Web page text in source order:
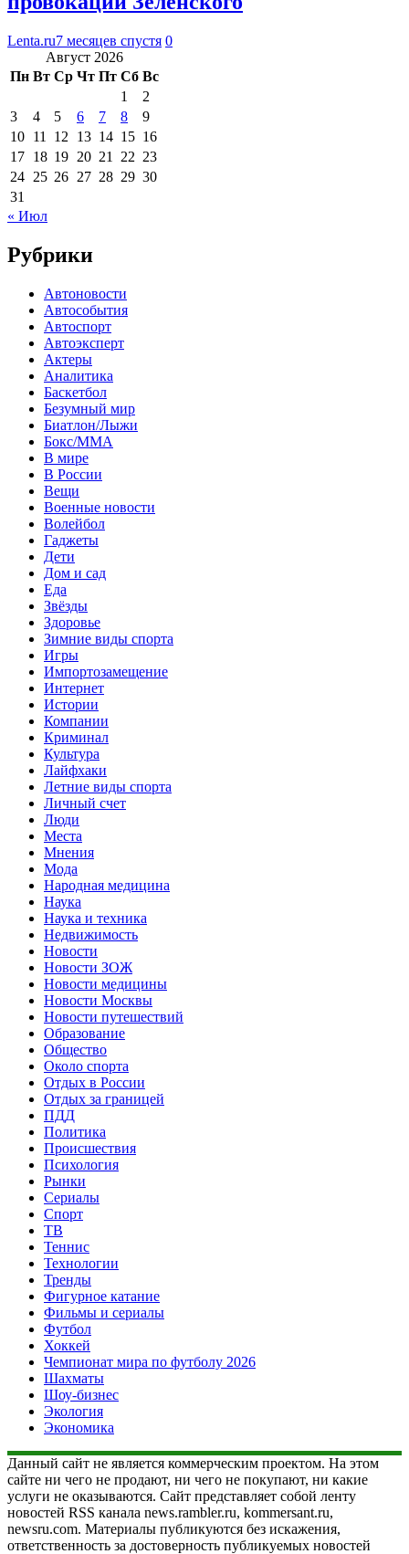
Lenta.ru7 месяцев спустя 0
Август 2026
Пн Вт Ср Чт Пт Сб Вс
1
2
3
4 5 6 7 8
9
10 11 12 13 14 15 16
17 18 19 20 21 22 23
24 25 26 27 28 29 30
31
« Июл
Рубрики
Автоновости
Автособытия
Автоспорт
Автоэксперт
Актеры
Аналитика
Баскетбол
Безумный мир
Биатлон/Лыжи
Бокс/MMA
В мире
В России
Вещи
Военные новости
Волейбол
Гаджеты
Дети
Дом и сад
Еда
Звёзды
Здоровье
Зимние виды спорта
Игры
Импортозамещение
Интернет
Истории
Компании
Криминал
Культура
Лайфхаки
Летние виды спорта
Личный счет
Люди
Места
Мнения
Мода
Народная медицина
Наука
Наука и техника
Недвижимость
Новости
Новости ЗОЖ
Новости медицины
Новости Москвы
Новости путешествий
Образование
Общество
Около спорта
Отдых в России
Отдых за границей
ПДД
Политика
Происшествия
Психология
Рынки
Сериалы
Спорт
ТВ
Теннис
Технологии
Тренды
Фигурное катание
Фильмы и сериалы
Футбол
Хоккей
Чемпионат мира по футболу 2026
Шахматы
Шоу-бизнес
Экология
Экономика
Данный сайт не является коммерческим проектом. На этом
сайте ни чего не продают, ни чего не покупают, ни какие
услуги не оказываются. Сайт представляет собой ленту
новостей RSS канала news.rambler.ru, kommersant.ru,
newsru.com. Материалы публикуются без искажения,
ответственность за достоверность публикуемых новостей